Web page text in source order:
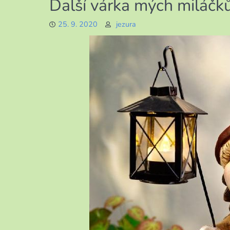
s
názvem
hledání
Další várka mých
25. 9. 2020 jezura